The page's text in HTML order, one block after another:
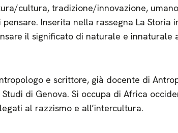
cultura, tradizione/innovazione,
Inserita nella rassegna La Storia
il significato di naturale e
e scrittore, già docente di
Studi di Genova. Si occupa di Africa
al razzismo e all’intercultura.